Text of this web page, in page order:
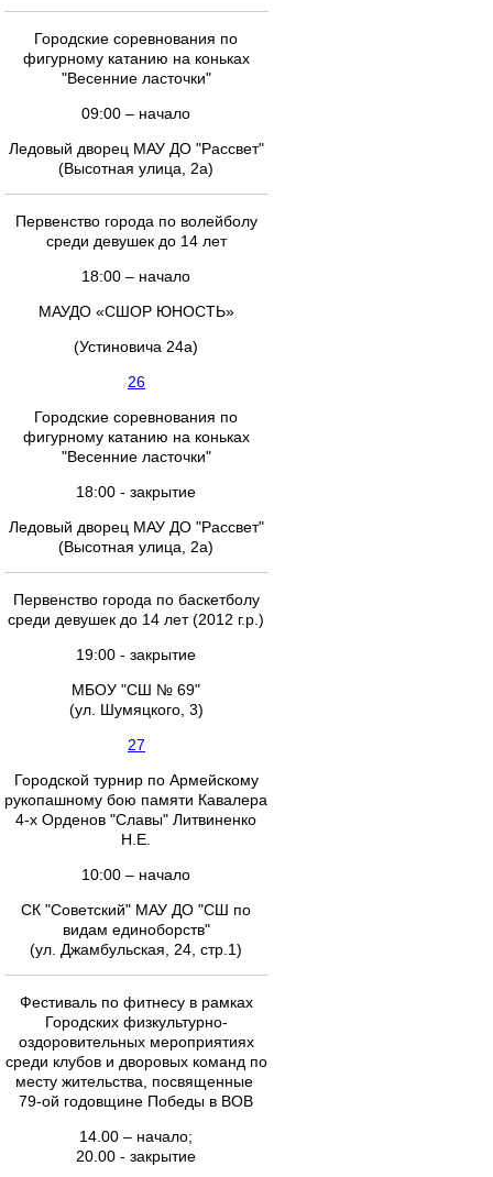
Городские соревнования по
фигурному катанию на коньках
"Весенние ласточки"
09:00 – начало
Ледовый дворец МАУ ДО "Рассвет"
(Высотная улица, 2а)
Первенство города по волейболу
среди девушек до 14 лет
18:00 – начало
МАУДО «СШОР ЮНОСТЬ»
(Устиновича 24а)
26
Городские соревнования по
фигурному катанию на коньках
"Весенние ласточки"
18:00 - закрытие
Ледовый дворец МАУ ДО "Рассвет"
(Высотная улица, 2а)
Первенство города по баскетболу
среди девушек до 14 лет (2012 г.р.)
19:00 - закрытие
МБОУ "СШ № 69"
(ул. Шумяцкого, 3)
27
Городской турнир по Армейскому
рукопашному бою памяти Кавалера
4-х Орденов "Славы" Литвиненко
Н.Е.
10:00 – начало
СК "Советский" МАУ ДО "СШ по
видам единоборств"
(ул. Джамбульская, 24, стр.1)
Фестиваль по фитнесу в рамках
Городских физкультурно-
оздоровительных мероприятиях
среди клубов и дворовых команд по
месту жительства, посвященные
79-ой годовщине Победы в ВОВ
14.00 – начало;
20.00 - закрытие